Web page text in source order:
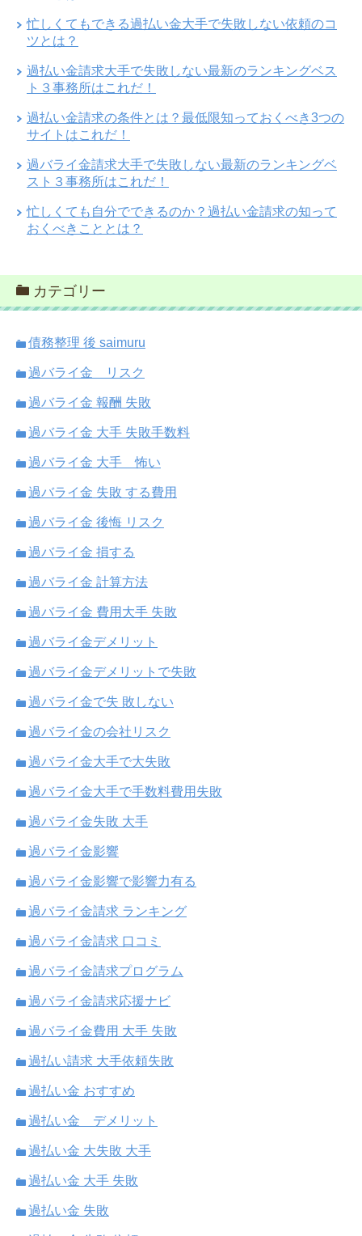
忙しくてもできる過払い金大手で失敗しない依頼のコ
ツとは？
過払い金請求大手で失敗しない最新のランキングベス
ト３事務所はこれだ！
過払い金請求の条件とは？最低限知っておくべき3つの
サイトはこれだ！
過バライ金請求大手で失敗しない最新のランキングベ
スト３事務所はこれだ！
忙しくても自分でできるのか？過払い金請求の知って
おくべきこととは？
カテゴリー
債務整理 後 saimuru
過バライ金 リスク
過バライ金 報酬 失敗
過バライ金 大手 失敗手数料
過バライ金 大手 怖い
過バライ金 失敗 する費用
過バライ金 後悔 リスク
過バライ金 損する
過バライ金 計算方法
過バライ金 費用大手 失敗
過バライ金デメリット
過バライ金デメリットで失敗
過バライ金で失 敗しない
過バライ金の会社リスク
過バライ金大手で大失敗
過バライ金大手で手数料費用失敗
過バライ金失敗 大手
過バライ金影響
過バライ金影響で影響力有る
過バライ金請求 ランキング
過バライ金請求 口コミ
過バライ金請求プログラム
過バライ金請求応援ナビ
過バライ金費用 大手 失敗
過払い請求 大手依頼失敗
過払い金 おすすめ
過払い金 デメリット
過払い金 大失敗 大手
過払い金 大手 失敗
過払い金 失敗